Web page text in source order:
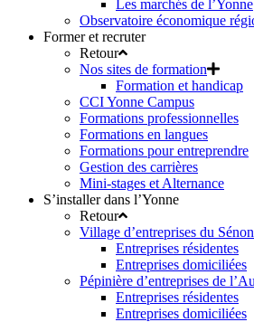
Les marchés de l’Yonne
Observatoire économique
Former et recruter
Retour
Nos sites de formation
Formation et handicap
CCI Yonne Campus
Formations professionnelles
Formations en langues
Formations pour entreprendre
Gestion des carrières
Mini-stages et Alternance
S’installer dans l’Yonne
Retour
Village d’entreprises du
Entreprises résidentes
Entreprises domiciliées
Pépinière d’entreprises de
Entreprises résidentes
Entreprises domiciliées